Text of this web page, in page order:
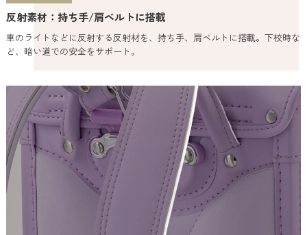
反射素材：持ち手/肩ベルトに搭載
車のライトなどに反射する反射材を、持ち手、肩ベルトに搭載。下校時な
ど、暗い道での安全をサポート。